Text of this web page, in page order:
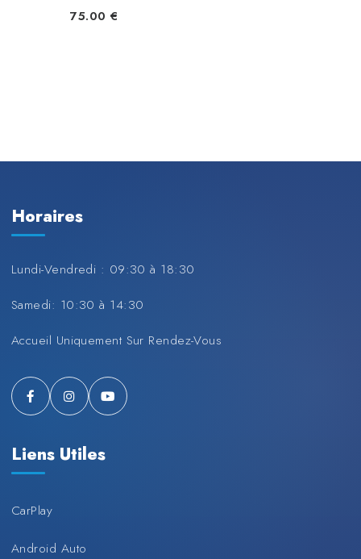
75.00€
Horaires
Lundi-Vendredi : 09:30 à 18:30
Samedi: 10:30 à 14:30
Accueil Uniquement Sur Rendez-Vous
Liens Utiles
CarPlay
Android Auto